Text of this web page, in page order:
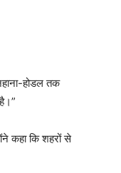
होडल तक
कहा कि शहरों से